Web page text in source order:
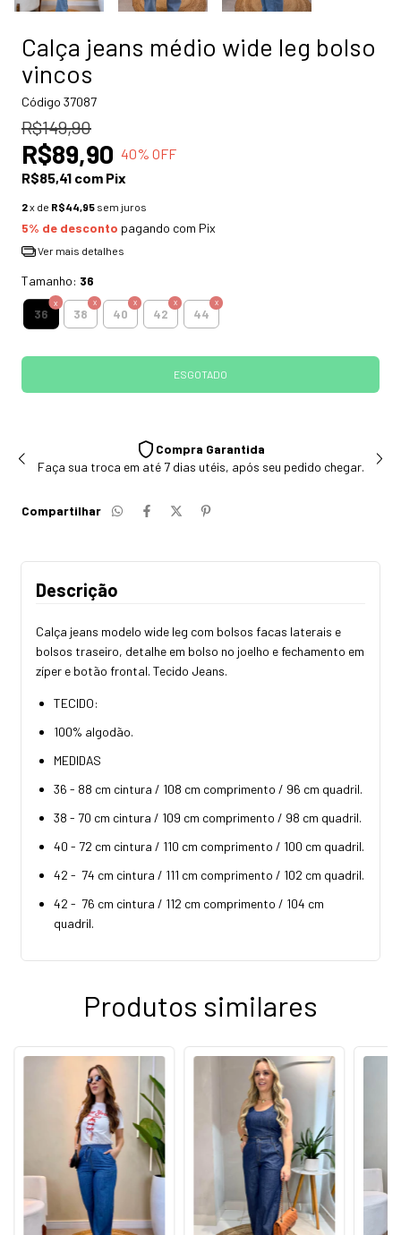
Calça jeans médio wide leg bolso
vincos
Código 37087
R$149,90
R$89,90 40% OFF
R$85,41 com Pix
2x de R$44,95 sem juros
5% de desconto pagando com Pix
Ver mais detalhes
Tamanho: 36
36 38 40 42 44
Compra Garantida
Faça sua troca em até 7 dias utéis, após seu pedido chegar.
Compartilhar
Descrição
Calça jeans modelo wide leg com bolsos facas laterais e
bolsos traseiro, detalhe em bolso no joelho e fechamento em
zíper e botão frontal. Tecido Jeans.
TECIDO:
100% algodão.
MEDIDAS
36 - 88 cm cintura / 108 cm comprimento / 96 cm quadril.
38 - 70 cm cintura / 109 cm comprimento / 98 cm quadril.
40 - 72 cm cintura / 110 cm comprimento / 100 cm quadril.
42 - 74 cm cintura / 111 cm comprimento / 102 cm quadril.
42 - 76 cm cintura / 112 cm comprimento / 104 cm
quadril.
Produtos similares